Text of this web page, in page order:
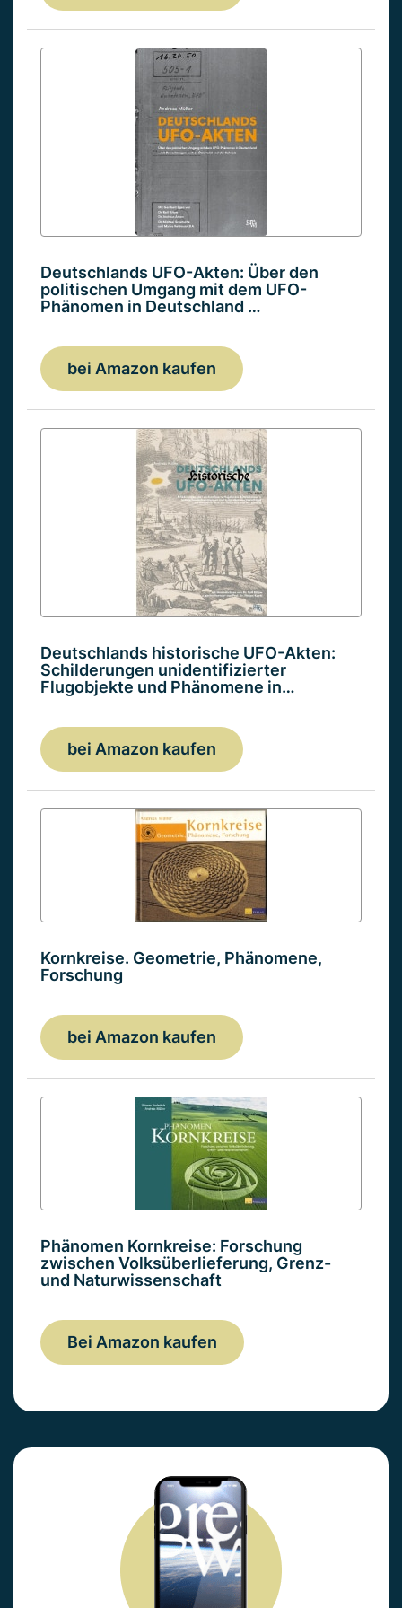
Deutschlands UFO-Akten: Über den
politischen Umgang mit dem UFO-
Phänomen in Deutschland …
bei Amazon kaufen
Deutschlands historische UFO-Akten:
Schilderungen unidentifizierter
Flugobjekte und Phänomene in…
bei Amazon kaufen
Kornkreise. Geometrie, Phänomene,
Forschung
bei Amazon kaufen
Phänomen Kornkreise: Forschung
zwischen Volksüberlieferung, Grenz-
und Naturwissenschaft
Bei Amazon kaufen